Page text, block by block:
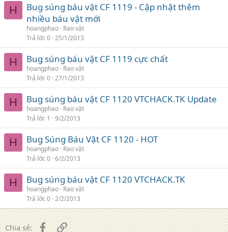
H
Bug súng báu vật CF 1119 - Cập nhật thêm
nhiều báu vật mới
hoangphao Rao vặt
Trả lời 0 25/1/2013
H Bug súng báu vật CF 1119 cực chất
hoangphao Rao vặt
Trả lời 0 27/1/2013
H Bug súng báu vật CF 1120 VTCHACK.TK Update
hoangphao Rao vặt
Trả lời 1 9/2/2013
H Bug Súng Báu Vật CF 1120 - HOT
hoangphao Rao vặt
Trả lời 0 6/2/2013
H Bug súng báu vật CF 1120 VTCHACK.TK
hoangphao Rao vặt
Trả lời 0 2/2/2013
Chia sẻ: FacebookLiên kết